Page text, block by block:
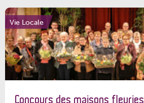
Vie Locale
Concours des maisons fleuries